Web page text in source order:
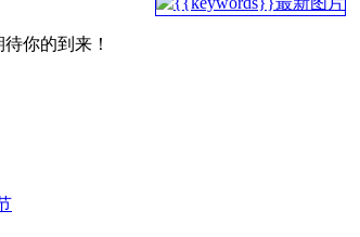
你的到来！